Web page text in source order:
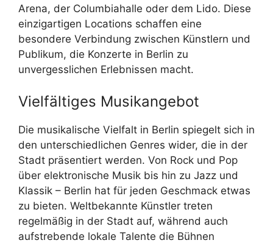
Arena, der Columbiahalle oder dem Lido. Diese
einzigartigen Locations schaffen eine
besondere Verbindung zwischen Künstlern und
Publikum, die Konzerte in Berlin zu
unvergesslichen Erlebnissen macht.
Vielfältiges Musikangebot
Die musikalische Vielfalt in Berlin spiegelt sich in
den unterschiedlichen Genres wider, die in der
Stadt präsentiert werden. Von Rock und Pop
über elektronische Musik bis hin zu Jazz und
Klassik – Berlin hat für jeden Geschmack etwas
zu bieten. Weltbekannte Künstler treten
regelmäßig in der Stadt auf, während auch
aufstrebende lokale Talente die Bühnen